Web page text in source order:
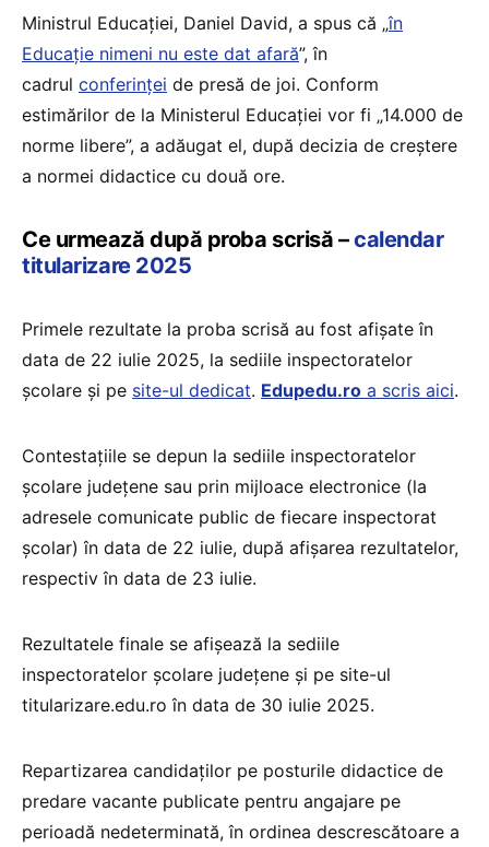
Ministrul Educației, Daniel David, a spus că „în
Educație nimeni nu este dat afară”, în
cadrul conferinței de presă de joi. Conform
estimărilor de la Ministerul Educației vor fi „14.000 de
norme libere”, a adăugat el, după decizia de creștere
a normei didactice cu două ore.
Ce urmează după proba scrisă –calendar
titularizare 2025
Primele rezultate la proba scrisă au fost afișate în
data de 22 iulie 2025, la sediile inspectoratelor
şcolare şi pe site-ul dedicat. Edupedu.ro a scris aici.
Contestaţiile se depun la sediile inspectoratelor
şcolare judeţene sau prin mijloace electronice (la
adresele comunicate public de fiecare inspectorat
școlar) în data de 22 iulie, după afişarea rezultatelor,
respectiv în data de 23 iulie.
Rezultatele finale se afişează la sediile
inspectoratelor şcolare judeţene şi pe site-ul
titularizare.edu.ro în data de 30 iulie 2025.
Repartizarea candidaţilor pe posturile didactice de
predare vacante publicate pentru angajare pe
perioadă nedeterminată, în ordinea descrescătoare a